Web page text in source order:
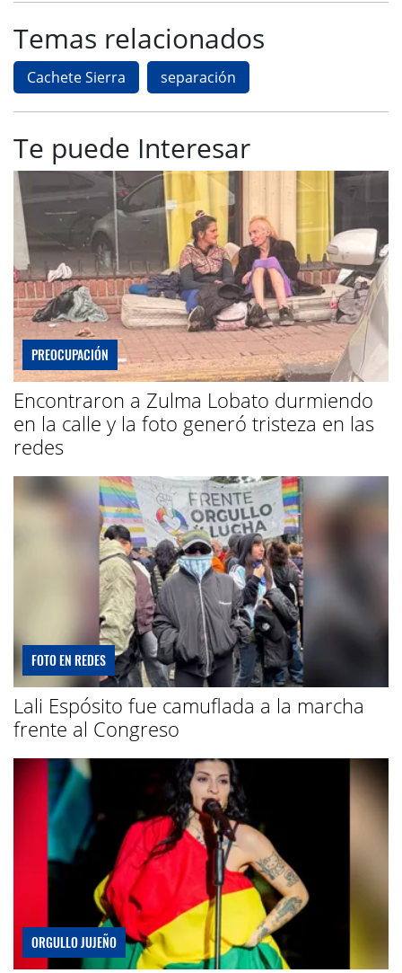
Temas relacionados
Cachete Sierra separación
Te puede Interesar
PREOCUPACIÓN
Encontraron a Zulma Lobato durmiendo
en la calle y la foto generó tristeza en las
redes
FOTO EN REDES
Lali Espósito fue camuflada a la marcha
frente al Congreso
ORGULLO JUJEÑO